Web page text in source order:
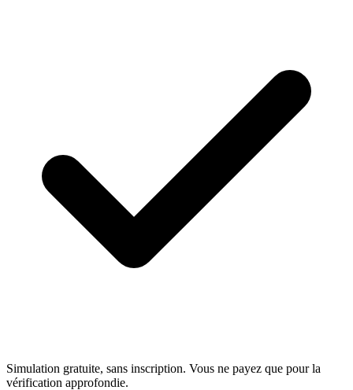
Simulation gratuite, sans inscription. Vous ne payez que pour la
vérification approfondie.